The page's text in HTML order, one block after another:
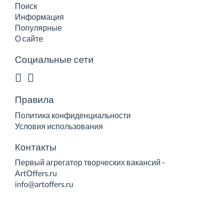
Поиск
Информация
Популярные
О сайте
Социальные сети
Правила
Политика конфиденциальности
Условия использования
Контакты
Первый агрегатор творческих вакансий -
ArtOffers.ru
info@artoffers.ru